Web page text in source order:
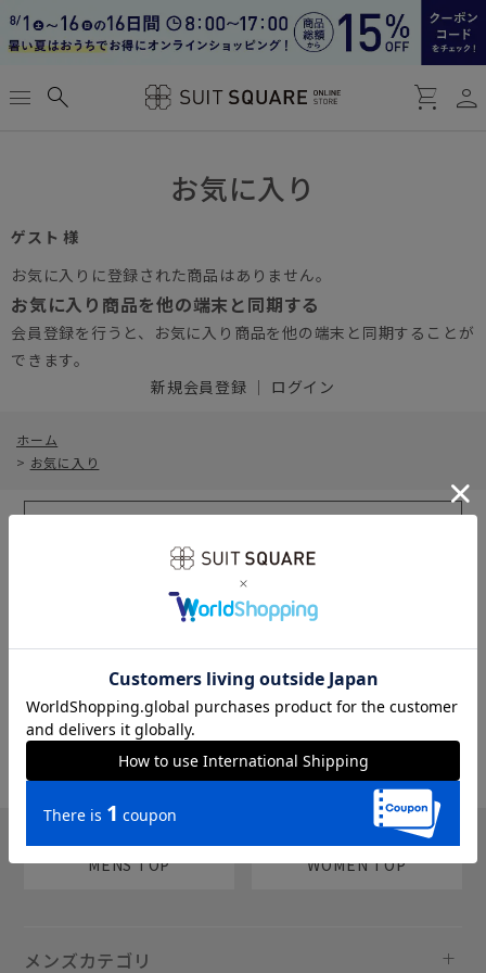
menu search shopping_cart person
お気に入り
ゲスト 様
お気に入りに登録された商品はありません。
お気に入り商品を他の端末と同期する
会員登録を行うと、お気に入り商品を他の端末と同期することが
できます。
新規会員登録 ｜ ログイン
ホーム
> お気に入り
sms
MENS TOP WOMEN TOP
メンズカテゴリ